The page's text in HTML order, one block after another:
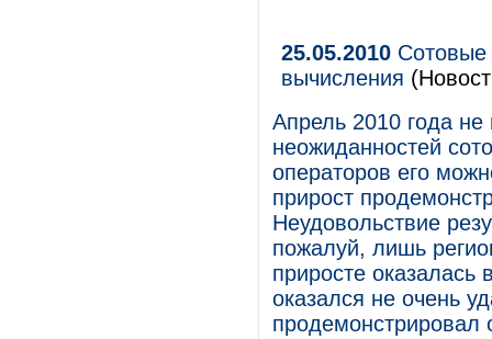
25.05.2010 Сотовые
вычисления
Апрель 2010 года не
неожиданностей
операторов его
прирост
Неудовольствие
пожалуй, лишь
приросте
оказался не очень
продемонстрировал